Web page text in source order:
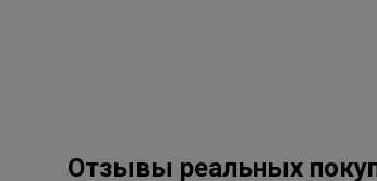
Отзывы реальных